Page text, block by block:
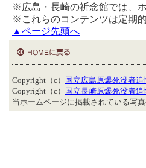
※広島・長崎の祈念館では、
※これらのコンテンツは定期
▲ページ先頭へ
Copyright（c）
国立広島原爆死没者
Copyright（c）
国立長崎原爆死没者
当ホームページに掲載されている写